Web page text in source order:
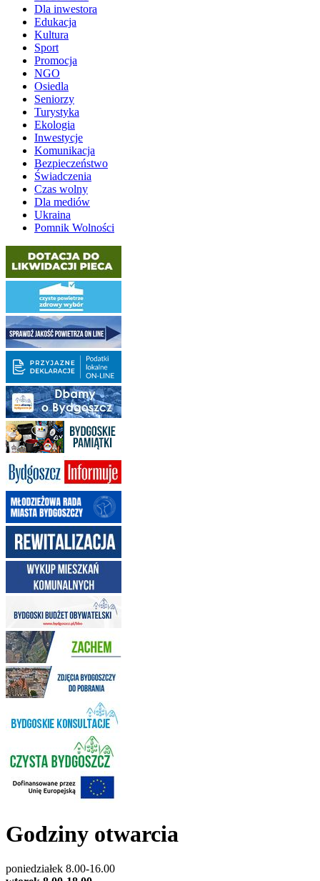
Dla inwestora
Edukacja
Kultura
Sport
Promocja
NGO
Osiedla
Seniorzy
Turystyka
Ekologia
Inwestycje
Komunikacja
Bezpieczeństwo
Świadczenia
Czas wolny
Dla mediów
Ukraina
Pomnik Wolności
Godziny otwarcia
poniedziałek 8.00-16.00